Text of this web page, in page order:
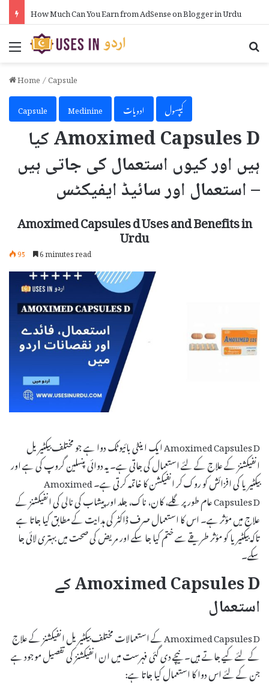
How Much Can You Earn from AdSense on Blogger in Urdu
Menu
Home/Capsule
Capsule
Medinine ادویات کیپسول
Amoximed Capsules D کیا
ہیں اور کیوں استعمال کی جاتی ہیں
– استعمال اور سائیڈ ایفیکٹس
Amoximed Capsules d Uses and Benefits in
Urdu
95 6 minutes read
Amoximed Capsules D ایک اینٹی بائیوٹک دوا ہے جو مختلف بیکٹیریل
انفیکشنز کے علاج کے لئے استعمال کی جاتی ہے۔ یہ دوائی پنسلین گروپ کی ہے اور
بیکٹیریا کی افزائش کو روک کر انفیکشن کا خاتمہ کرتی ہے۔ Amoximed
Capsules D عام طور پر گلے، کان، ناک، جلد اور پیشاب کی نالی کی انفیکشنز کے
علاج میں مؤثر ہے۔ اس کا استعمال صرف ڈاکٹر کی ہدایت کے مطابق کیا جاتا ہے
تاکہ بیکٹیریا کو مؤثر طریقے سے ختم کیا جا سکے اور مریض کی صحت میں بہتری لائی جا
سکے۔
Amoximed Capsules D کے
استعمال
Amoximed Capsules D کے استعمالات مختلف بیکٹیریل انفیکشنز کے علاج
کے لئے کیے جاتے ہیں۔ نیچے دی گئی فہرست میں ان انفیکشنز کی تفصیل موجود ہے
جن کے لئے اس دوا کا استعمال کیا جاتا ہے: